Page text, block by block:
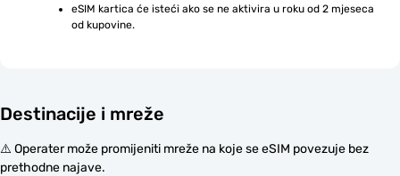
eSIM kartica će isteći ako se ne aktivira u roku od 2 mjeseca
od kupovine.
Destinacije i mreže
⚠️ Operater može promijeniti mreže na koje se eSIM povezuje bez
prethodne najave.